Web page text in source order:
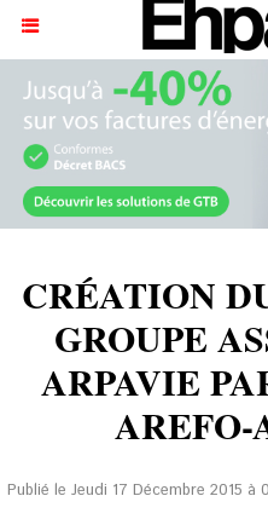
CRÉATION
GROUPE
ARPAVIE
AREFO-
Publié le Jeudi 17 Décembre 2015 à